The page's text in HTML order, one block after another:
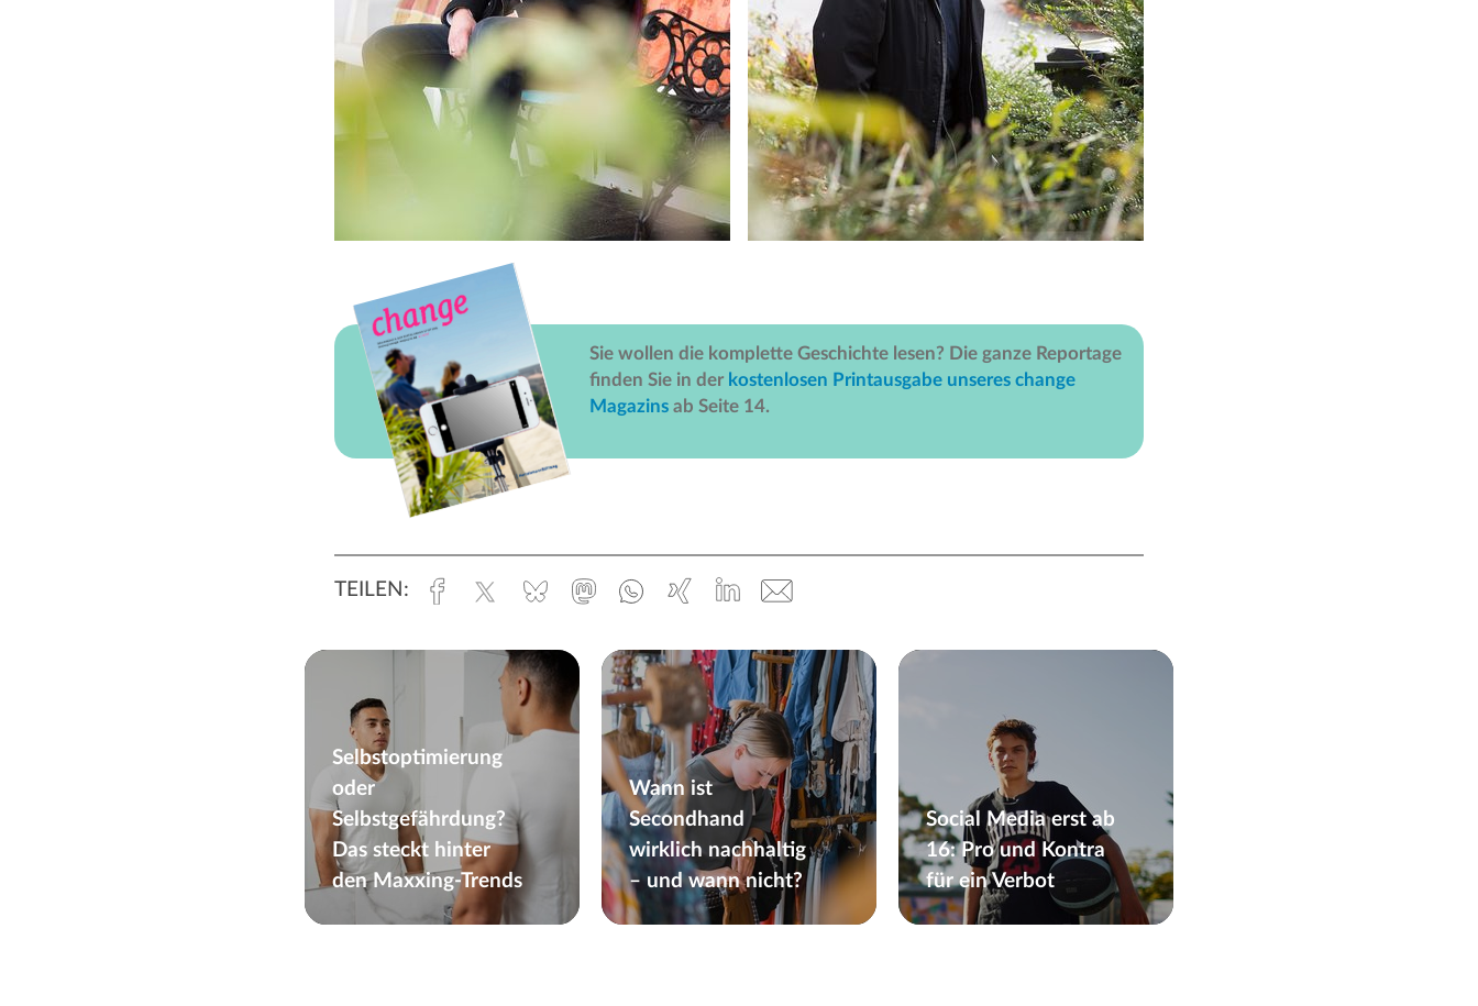
Sie wollen die komplette Geschichte lesen? Die ganze Reportage
finden Sie in der kostenlosen Printausgabe unseres change
Magazinsab Seite 14.
TEILEN: Facebook
x.com BlueskyMastodonWhatsapp
Xing
Linked
Selbstoptimierung
oder
Selbstgefährdung?
Das steckt hinter
den Maxxing-Trends
Wann ist
Secondhand
wirklich nachhaltig
– und wann nicht?
Social Media erst ab
16: Pro und Kontra
für ein Verbot